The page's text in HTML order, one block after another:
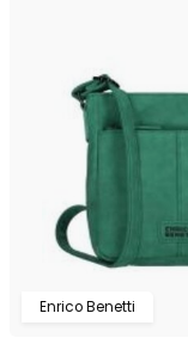
Enrico Benetti